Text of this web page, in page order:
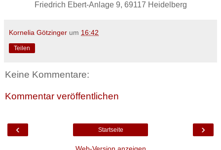
Friedrich Ebert-Anlage 9, 69117 Heidelberg
Kornelia Götzinger um 16:42
Teilen
Keine Kommentare:
Kommentar veröffentlichen
‹ ›
Startseite